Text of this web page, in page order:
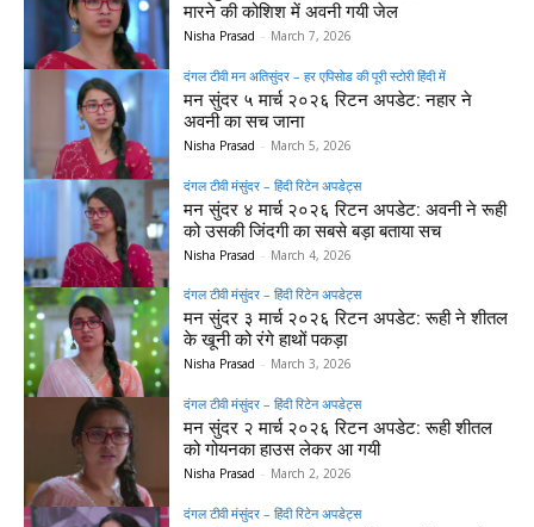
मारने की कोशिश में अवनी गयी जेल
Nisha Prasad - March 7, 2026
दंगल टीवी मन अतिसुंदर – हर एपिसोड की पूरी स्टोरी हिंदी में
मन सुंदर ५ मार्च २०२६ रिटन अपडेट: नहार ने
अवनी का सच जाना
Nisha Prasad - March 5, 2026
दंगल टीवी मंसुंदर – हिंदी रिटेन अपडेट्स
मन सुंदर ४ मार्च २०२६ रिटन अपडेट: अवनी ने रूही
को उसकी जिंदगी का सबसे बड़ा बताया सच
Nisha Prasad - March 4, 2026
दंगल टीवी मंसुंदर – हिंदी रिटेन अपडेट्स
मन सुंदर ३ मार्च २०२६ रिटन अपडेट: रूही ने शीतल
के खूनी को रंगे हाथों पकड़ा
Nisha Prasad - March 3, 2026
दंगल टीवी मंसुंदर – हिंदी रिटेन अपडेट्स
मन सुंदर २ मार्च २०२६ रिटन अपडेट: रूही शीतल
को गोयनका हाउस लेकर आ गयी
Nisha Prasad - March 2, 2026
दंगल टीवी मंसुंदर – हिंदी रिटेन अपडेट्स